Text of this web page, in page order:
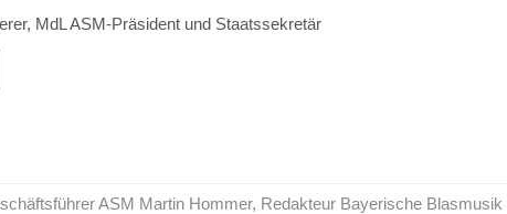
MdL ASM-Präsident und Staatssekretär
ASM Martin Hommer, Redakteur Bayerische Blasmusik